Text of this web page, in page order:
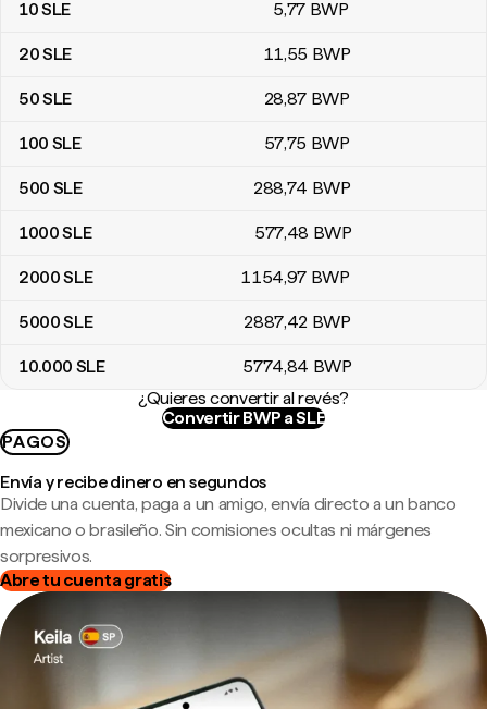
10SLE 5,77 BWP
20SLE 11,55 BWP
50SLE 28,87 BWP
100 SLE 57,75 BWP
500 SLE 288,74 BWP
1000SLE 577,48 BWP
2000SLE 1154,97 BWP
5000SLE 2887,42 BWP
10.000 SLE 5774,84 BWP
¿Quieres convertir al revés?
Convertir BWP a SLE
PAGOS
Envía y recibe dinero en segundos
Divide una cuenta, paga a un amigo, envía directo a un banco
mexicano o brasileño. Sin comisiones ocultas ni márgenes
sorpresivos.
Abre tu cuenta gratis